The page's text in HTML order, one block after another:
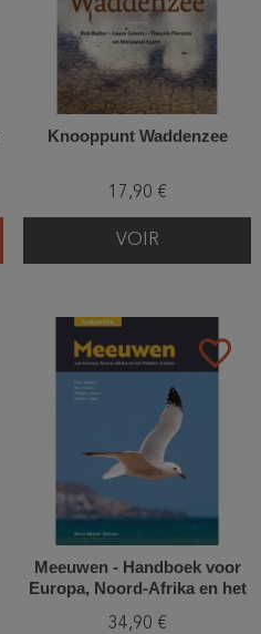
Knooppunt Waddenzee
17,90 €
VOIR
favorite_border
Meeuwen - Handboek voor
Europa, Noord-Afrika en het
34,90 €